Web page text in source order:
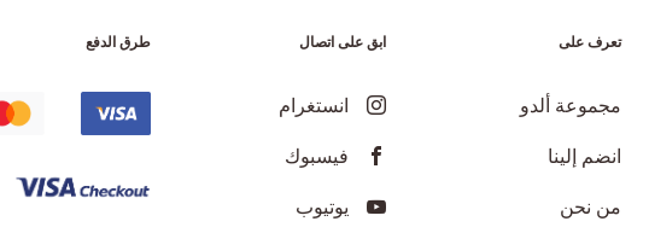
تعرف على
مجموعة ألدو
انضم إلينا
من نحن
ابق على اتصال
انستغرام
فيسبوك
يوتيوب
طرق الدفع